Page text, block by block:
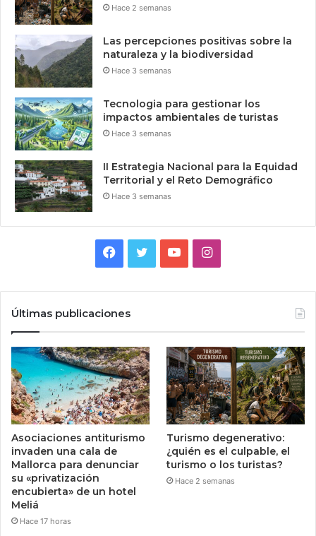
Hace 2 semanas
Las percepciones positivas sobre la
naturaleza y la biodiversidad
Hace 3 semanas
Tecnologia para gestionar los
impactos ambientales de turistas
Hace 3 semanas
II Estrategia Nacional para la Equidad
Territorial y el Reto Demográfico
Hace 3 semanas
Facebook
TwitterYouTubeInstagram
Últimas publicaciones
Asociaciones antiturismo
invaden una cala de
Mallorca para denunciar
su «privatización
encubierta» de un hotel
Meliá
Hace 17 horas
Turismo degenerativo:
¿quién es el culpable, el
turismo o los turistas?
Hace 2 semanas